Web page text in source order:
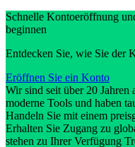
Schnelle Kontoeröffnung
beginnen
Entdecken Sie, wie Sie der
Eröffnen Sie ein Konto
Wir sind seit über 20 Jahren
moderne Tools und haben
Handeln Sie mit einem
Erhalten Sie Zugang zu
stehen zu Ihrer Verfügung